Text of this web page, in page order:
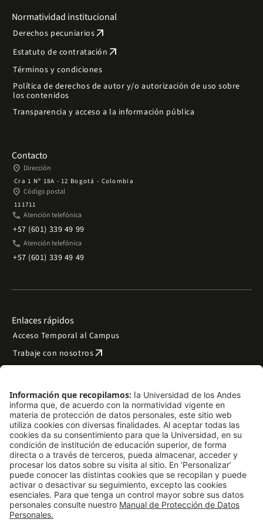
Normatividad institucional
Derechos pecuniariosarrow_outward
Estatuto de contratación arrow_outward
Términos y condiciones
Política de derechos de autor y/o autorización de uso sobre
los contenidos
Transparencia y acceso a la información pública
Contacto
place Dirección
Cra 1 Nº 18A - 12 Bogotá - Colombia
place Código postal
111711
phone Atención telefónica
+57 (601) 339 49 99
phone Atención telefónica
+57 (601) 339 49 49
Enlaces rápidos
Acceso Temporal al Campus
Trabaje con nosotrosarrow_outward
Preguntas frecuentes
Filantropía y donacionesarrow_outward
Mapa del sitio arrow_outward
Síguenos
LinkedIn
Instagram
Facebook